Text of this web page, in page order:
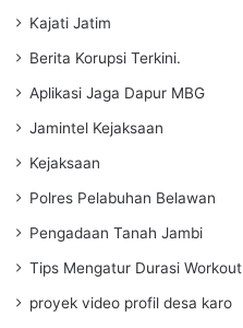
Kajati Jatim
Berita Korupsi Terkini.
Aplikasi Jaga Dapur MBG
Jamintel Kejaksaan
Kejaksaan
Polres Pelabuhan Belawan
Pengadaan Tanah Jambi
Tips Mengatur Durasi Workout
proyek video profil desa karo